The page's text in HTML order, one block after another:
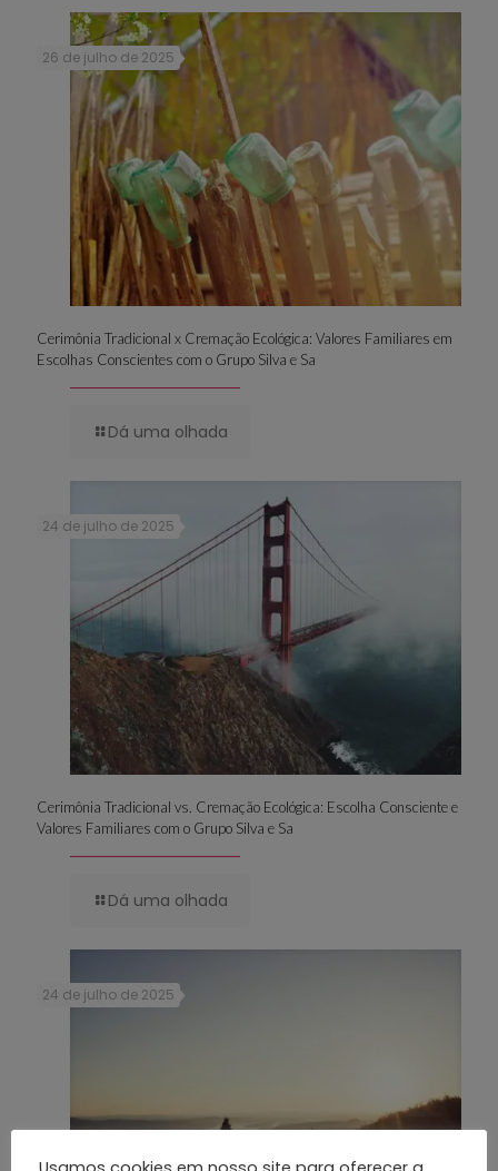
26 de julho de 2025
Cerimônia Tradicional x Cremação Ecológica: Valores Familiares em
Escolhas Conscientes com o Grupo Silva e Sa
Dá uma olhada
24 de julho de 2025
Cerimônia Tradicional vs. Cremação Ecológica: Escolha Consciente e
Valores Familiares com o Grupo Silva e Sa
Dá uma olhada
24 de julho de 2025